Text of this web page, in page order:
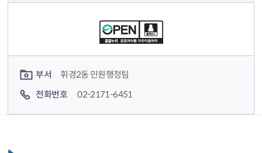
부서
휘경2동 민원행정팀
전화번호
02-2171-6451